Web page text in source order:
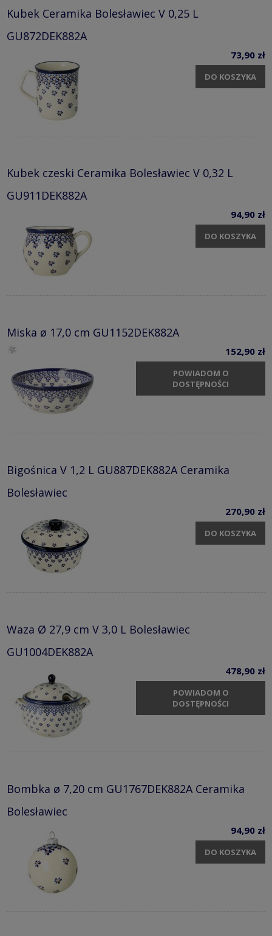
Kubek Ceramika Bolesławiec V 0,25 L
GU872DEK882A
73,90 zł
DO KOSZYKA
Kubek czeski Ceramika Bolesławiec V 0,32 L
GU911DEK882A
94,90 zł
DO KOSZYKA
Miska ø 17,0 cm GU1152DEK882A
152,90 zł
POWIADOM O
DOSTĘPNOŚCI
Bigośnica V 1,2 L GU887DEK882A Ceramika
Bolesławiec
270,90 zł
DO KOSZYKA
Waza Ø 27,9 cm V 3,0 L Bolesławiec
GU1004DEK882A
478,90 zł
POWIADOM O
DOSTĘPNOŚCI
Bombka ø 7,20 cm GU1767DEK882A Ceramika
Bolesławiec
94,90 zł
DO KOSZYKA